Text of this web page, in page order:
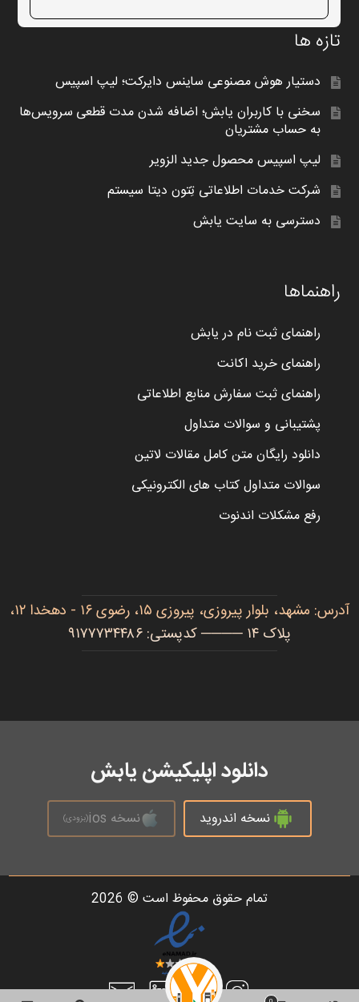
تازه ها
دستیار هوش مصنوعی ساینس دایرکت؛ لیپ اسپیس
سخنی با کاربران یابش؛ اضافه شدن مدت قطعی سرویس‌ها
به حساب مشتریان
لیپ اسپیس محصول جدید الزویر
شرکت خدمات اطلاعاتی تِتون دیتا سیستم
دسترسی به سایت یابش
راهنماها
راهنمای ثبت نام در یابش
راهنمای خرید اکانت
راهنمای ثبت سفارش منابع اطلاعاتی
پشتیبانی و سوالات متداول
دانلود رایگان متن کامل مقالات لاتین
سوالات متداول کتاب های الکترونیکی
رفع مشکلات اندنوت
آدرس: مشهد، بلوار پیروزی، پیروزی ۱۵، رضوی ۱۶ - دهخدا ۱۲،
پلاک ۱۴ ──── کدپستی: ۹۱۷۷۷۳۴۴۸۶
دانلود اپلیکیشن یابش
نسخه اندروید نسخه ios (بزودی)
تمام حقوق محفوظ است © 2026